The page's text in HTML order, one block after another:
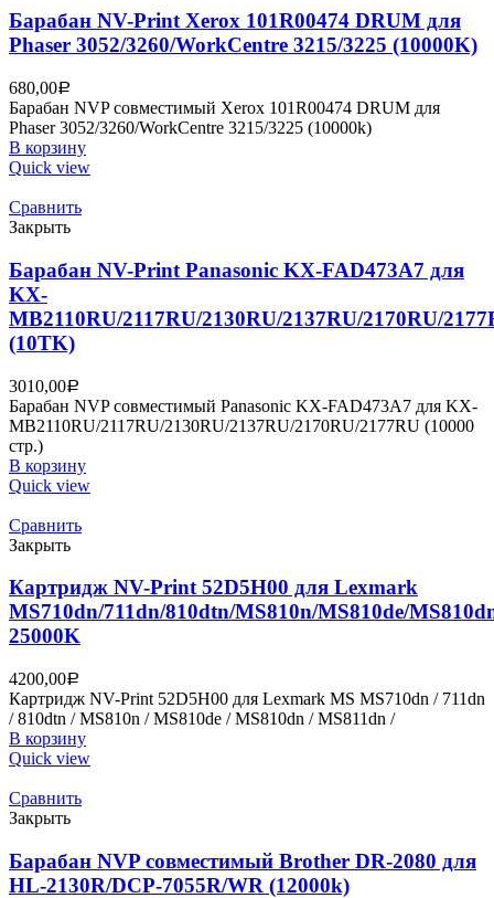
Барабан NV-Print Xerox 101R00474 DRUM для
Phaser 3052/3260/WorkCentre 3215/3225 (10000K)
680,00Р
Барабан NVP совместимый Xerox 101R00474 DRUM для
Phaser 3052/3260/WorkCentre 3215/3225 (10000k)
В корзину
Quick view
Сравнить
Закрыть
Барабан NV-Print Panasonic KX-FAD473A7 для
KX-
MB2110RU/2117RU/2130RU/2137RU/2170RU/
(10TK)
3010,00Р
Барабан NVP совместимый Panasonic KX-FAD473A7 для KX-
MB2110RU/2117RU/2130RU/2137RU/2170RU/2177RU (10000
стр.)
В корзину
Quick view
Сравнить
Закрыть
Картридж NV-Print 52D5H00 для Lexmark
MS710dn/711dn/810dtn/MS810n/MS810de/
25000K
4200,00Р
Картридж NV-Print 52D5H00 для Lexmark MS MS710dn / 711dn
/ 810dtn / MS810n / MS810de / MS810dn / MS811dn /
В корзину
Quick view
Сравнить
Закрыть
Барабан NVP совместимый Brother DR-2080 для
HL-2130R/DCP-7055R/WR (12000k)